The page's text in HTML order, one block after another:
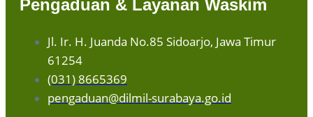
Pengaduan & Layanan Waskim
Jl. Ir. H. Juanda No.85 Sidoarjo, Jawa Timur
61254
(031) 8665369
pengaduan@dilmil-surabaya.go.id